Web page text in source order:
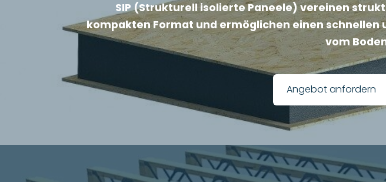
SIP (Strukturell isolierte Paneele) vereinen
kompakten Format und ermöglichen einen schnellen
vom
​Angebot anfordern​